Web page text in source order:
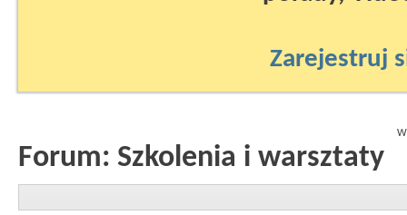
Zarejestruj
Forum: Szkolenia i warsztaty